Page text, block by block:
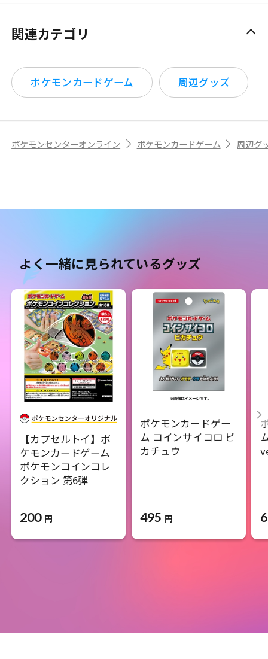
関連カテゴリ
ポケモンカードゲーム 周辺グッズ
ポケモンセンターオンライン ポケモンカードゲーム 周辺グ
よく一緒に見られているグッズ
【カプセルトイ】ポ
ケモンカードゲーム
ポケモンコインコレ
クション 第6弾
200 円
ポケモンカードゲー
ム コインサイコロ ピ
カチュウ
495 円